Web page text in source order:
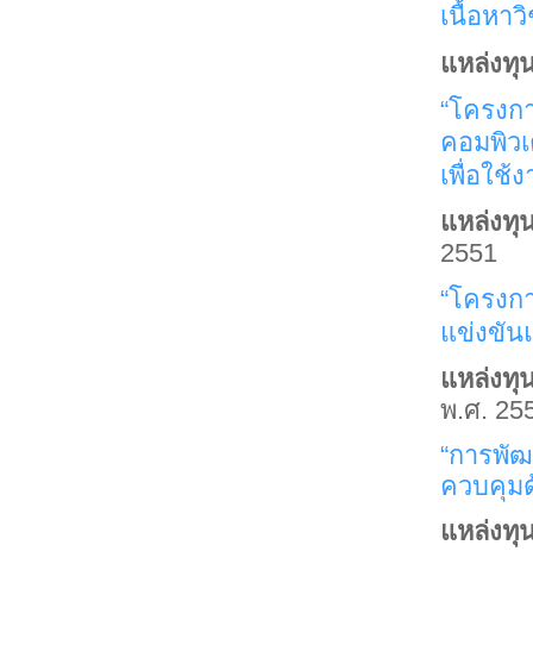
เนื้อหา
แหล่งทุ
“โครง
คอมพิว
เพื่อใช้
แหล่งทุ
2551
“โครง
แข่งขัน
แหล่งทุ
พ.ศ.
“การพั
ควบคุม
แหล่งทุ